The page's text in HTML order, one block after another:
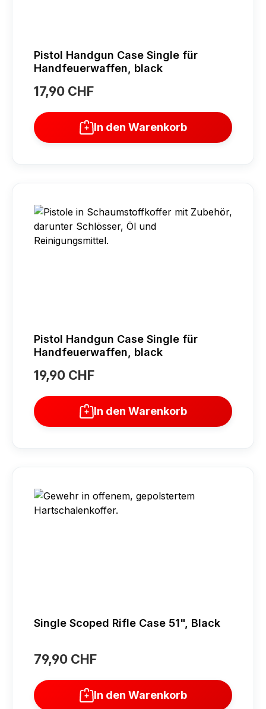
Pistol Handgun Case Single für
Handfeuerwaffen, black
Regulärer Preis:
17,90 CHF
In den Warenkorb
Pistol Handgun Case Single für
Handfeuerwaffen, black
Regulärer Preis:
19,90 CHF
In den Warenkorb
Single Scoped Rifle Case 51", Black
Regulärer Preis:
79,90 CHF
In den Warenkorb